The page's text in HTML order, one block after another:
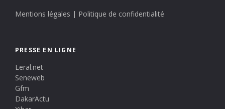
Mentions légales | Politique de confidentialité
PRESSE EN LIGNE
Leral.net
Seneweb
Gfm
DakarActu